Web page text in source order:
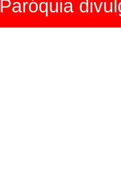
Paróquia